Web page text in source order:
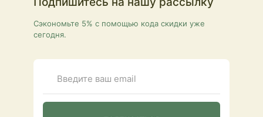
Сэкономьте 5% с помощью кода скидки уже
сегодня.